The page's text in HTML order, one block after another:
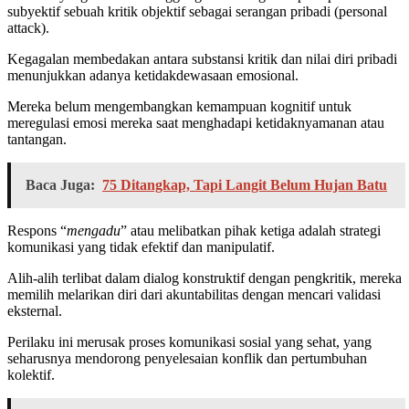
subyektif sebuah kritik objektif sebagai serangan pribadi (personal
attack).
Kegagalan membedakan antara substansi kritik dan nilai diri pribadi
menunjukkan adanya ketidakdewasaan emosional.
Mereka belum mengembangkan kemampuan kognitif untuk
meregulasi emosi mereka saat menghadapi ketidaknyamanan atau
tantangan.
Baca Juga: 75 Ditangkap, Tapi Langit Belum Hujan Batu
Respons “mengadu” atau melibatkan pihak ketiga adalah strategi
komunikasi yang tidak efektif dan manipulatif.
Alih-alih terlibat dalam dialog konstruktif dengan pengkritik, mereka
memilih melarikan diri dari akuntabilitas dengan mencari validasi
eksternal.
Perilaku ini merusak proses komunikasi sosial yang sehat, yang
seharusnya mendorong penyelesaian konflik dan pertumbuhan
kolektif.